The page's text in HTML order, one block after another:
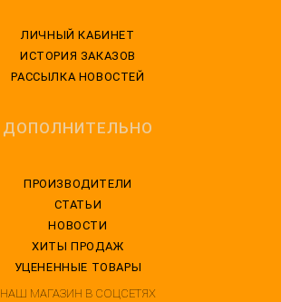
ЛИЧНЫЙ КАБИНЕТ
ИСТОРИЯ ЗАКАЗОВ
РАССЫЛКА НОВОСТЕЙ
ДОПОЛНИТЕЛЬНО
ПРОИЗВОДИТЕЛИ
СТАТЬИ
НОВОСТИ
ХИТЫ ПРОДАЖ
УЦЕНЕННЫЕ ТОВАРЫ
НАШ МАГАЗИН В СОЦСЕТЯХ